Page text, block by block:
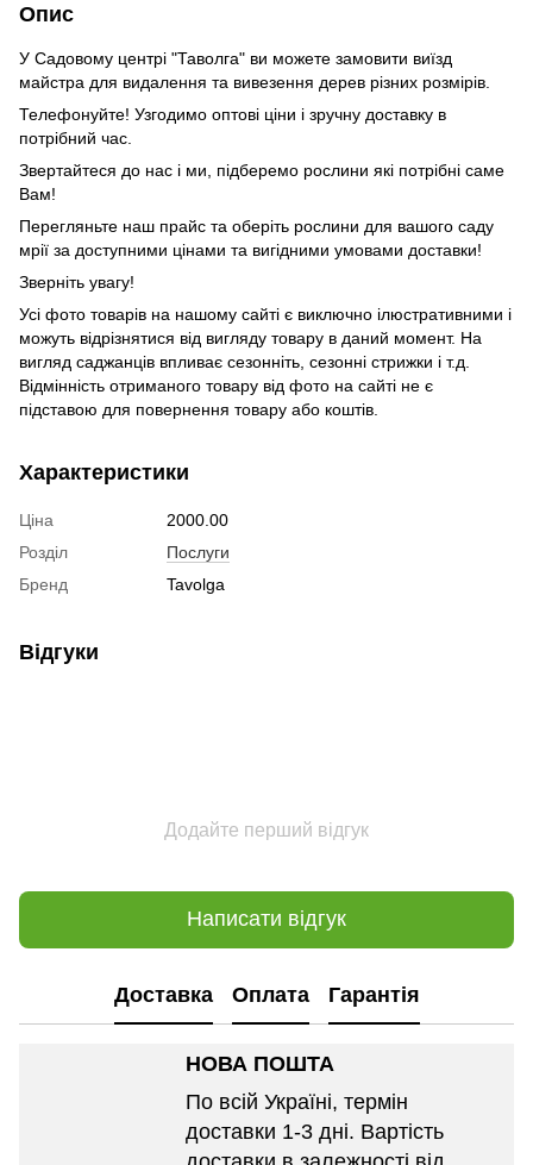
Опис
У Садовому центрі "Таволга" ви можете замовити виїзд
майстра для видалення та вивезення дерев різних розмірів.
Телефонуйте! Узгодимо оптові ціни і зручну доставку в
потрібний час.
Звертайтеся до нас і ми, підберемо рослини які потрібні саме
Вам!
Перегляньте наш прайс та оберіть рослини для вашого саду
мрії за доступними цінами та вигідними умовами доставки!
Зверніть увагу!
Усі фото товарів на нашому сайті є виключно ілюстративними і
можуть відрізнятися від вигляду товару в даний момент. На
вигляд саджанців впливає сезонніть, сезонні стрижки і т.д.
Відмінність отриманого товару від фото на сайті не є
підставою для повернення товару або коштів.
Характеристики
Ціна
2000.00
Розділ
Послуги
Бренд
Tavolga
Відгуки
Додайте перший відгук
Написати відгук
Доставка Оплата Гарантія
НОВА ПОШТА
По всій Україні, термін
доставки 1-3 дні. Вартість